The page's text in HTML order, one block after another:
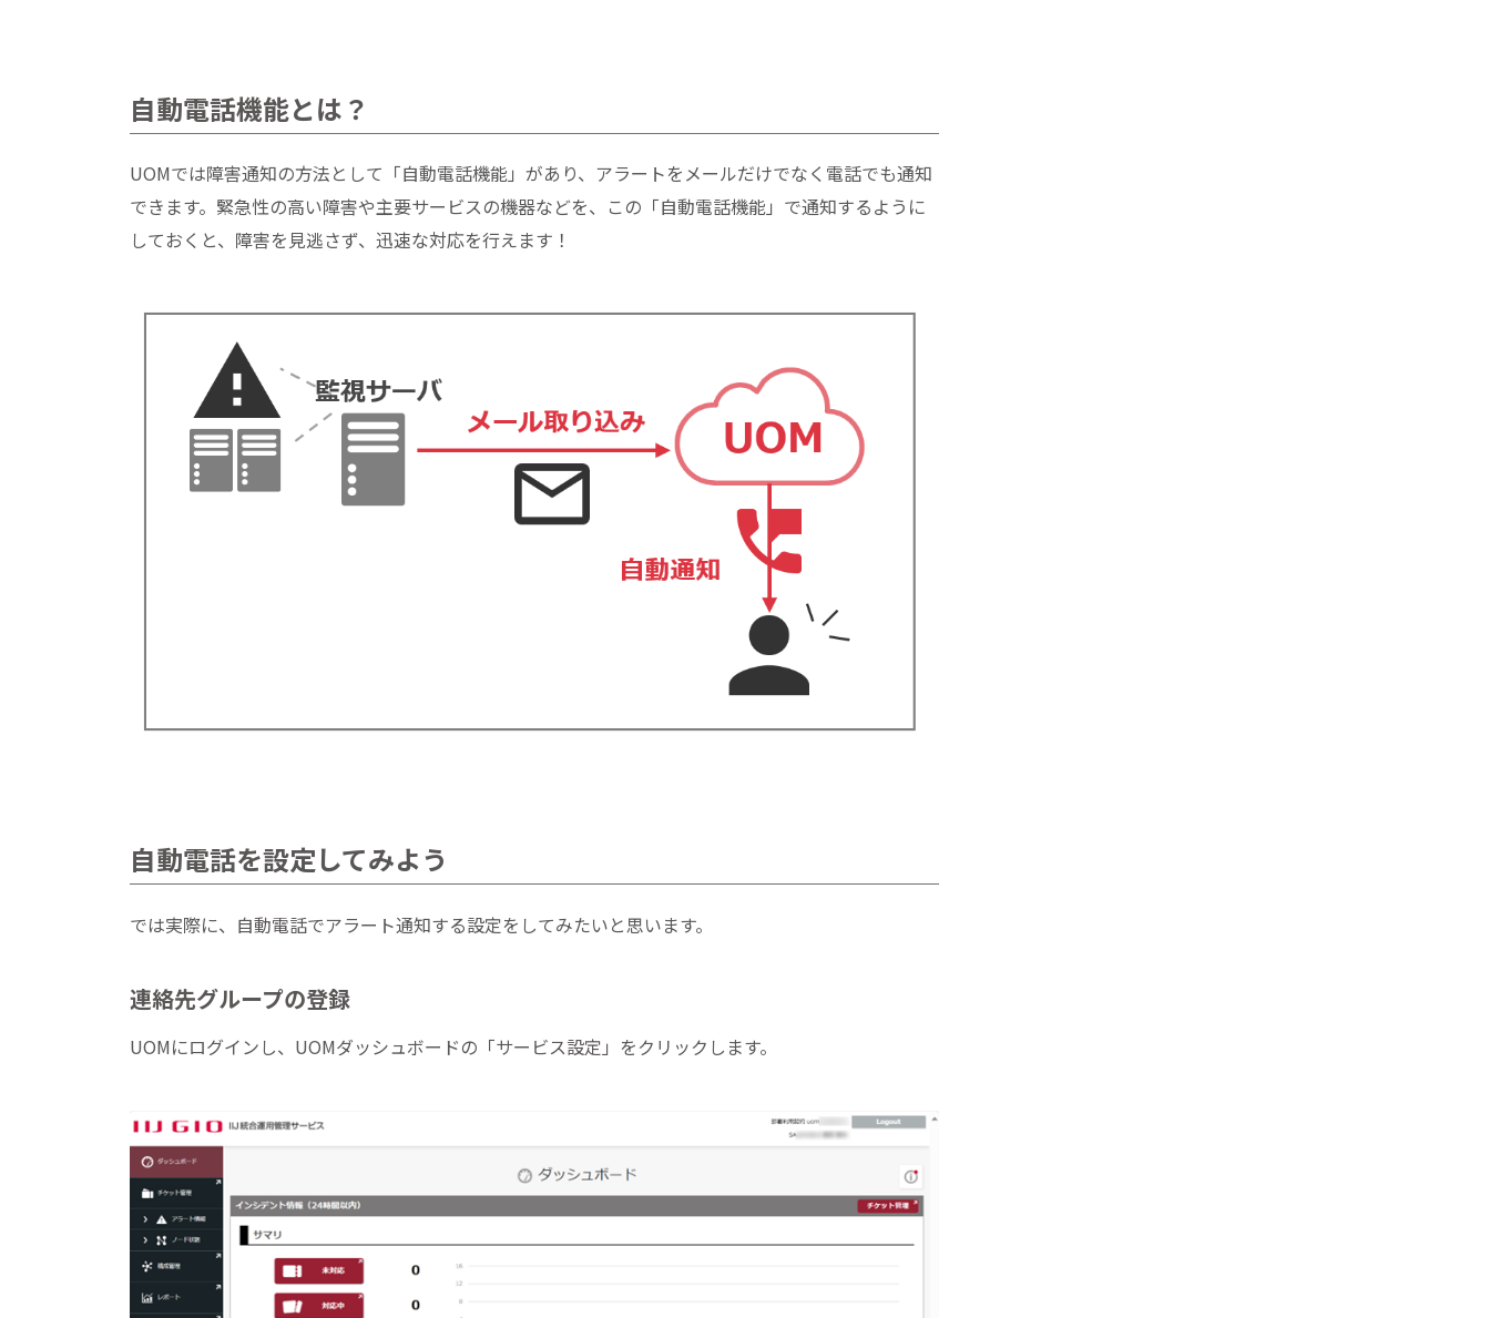
自動電話機能とは？
UOMでは障害通知の方法として「自動電話機能」があり、アラートをメールだけでなく電話でも通知
できます。緊急性の高い障害や主要サービスの機器などを、この「自動電話機能」で通知するように
しておくと、障害を見逃さず、迅速な対応を行えます！
自動電話を設定してみよう
では実際に、自動電話でアラート通知する設定をしてみたいと思います。
連絡先グループの登録
UOMにログインし、UOMダッシュボードの「サービス設定」をクリックします。